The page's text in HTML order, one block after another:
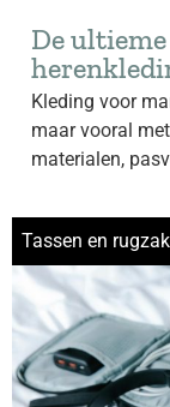
De
Kleding voor
maar vooral
materialen,
Tassen en